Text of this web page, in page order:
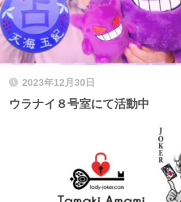
2023年12月30日
ウラナイ８号室にて活動中